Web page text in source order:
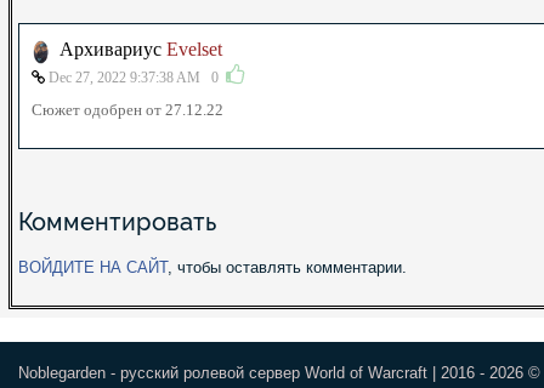
Архивариус Evelset
Dec 27, 2022 9:37:38 AM 0
Сюжет одобрен от 27.12.22
Комментировать
ВОЙДИТЕ НА САЙТ, чтобы оставлять комментарии.
Noblegarden - русский ролевой сервер World of Warcraft | 2016 - 2026 ©